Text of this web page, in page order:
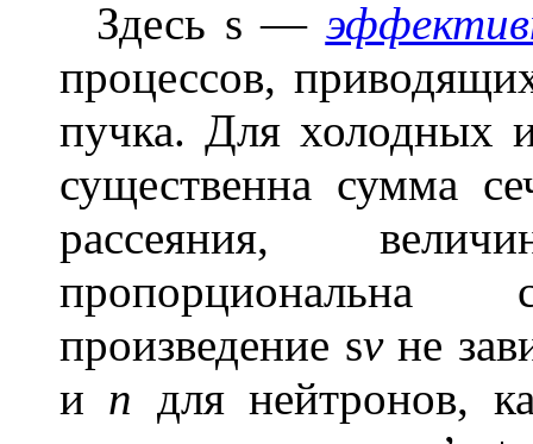
Здесь s —
процессов,
пучка. Для холодных
существенна сумма
рассеяния,
произведение svне
и n для нейтронов,